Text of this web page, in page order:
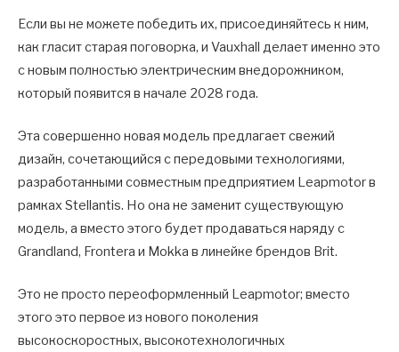
Если вы не можете победить их, присоединяйтесь к ним,
как гласит старая поговорка, и Vauxhall делает именно это
с новым полностью электрическим внедорожником,
который появится в начале 2028 года.
Эта совершенно новая модель предлагает свежий
дизайн, сочетающийся с передовыми технологиями,
разработанными совместным предприятием Leapmotor в
рамках Stellantis. Но она не заменит существующую
модель, а вместо этого будет продаваться наряду с
Grandland, Frontera и Mokka в линейке брендов Brit.
Это не просто переоформленный Leapmotor; вместо
этого это первое из нового поколения
высокоскоростных, высокотехнологичных